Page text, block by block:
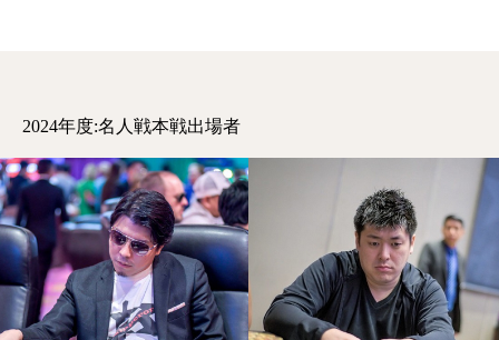
2024年度:名人戦本戦出場者